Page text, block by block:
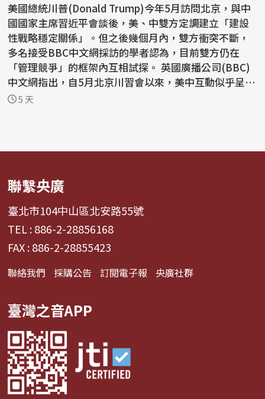
美國總統川普(Donald Trump)今年5月訪問北京，與中
國國家主席習近平會談後，美、中雙方定調建立「建設
性戰略穩定關係」。但之後幾個月內，雙方衝突不斷，
多名接受BBC中文網採訪的學者認為，目前雙方仍在
「管理競爭」的框架內互相試探。 英國廣播公司(BBC)
中文網指出，自5月北京川習會以來，美中互動似乎呈現
「一邊...
5 天
聯繫央廣
臺北市104中山區北安路55號
TEL : 886-2-28856168
FAX : 886-2-28855423
聯絡我們 採購公告 訂閱電子報 央廣社群
臺灣之音APP